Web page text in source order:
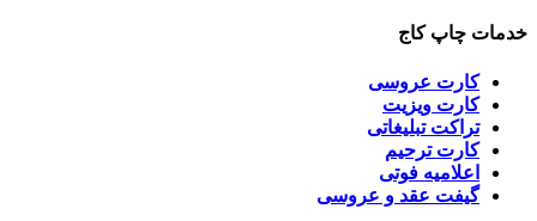
خدمات چاپ کاج
کارت عروسی
کارت ویزیت
تراکت تبلیغاتی
کارت ترحیم
اعلامیه فوتی
گیفت عقد و عروسی